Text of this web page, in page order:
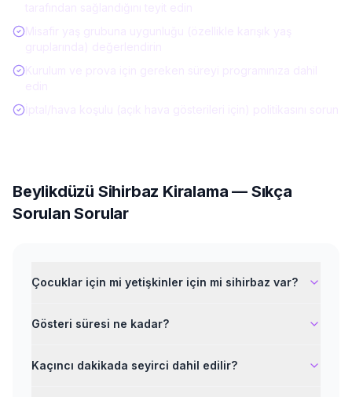
Beylikdüzü Sihirbaz Kiralama — Sıkça
Sorulan Sorular
Çocuklar için mi yetişkinler için mi sihirbaz var?
Gösteri süresi ne kadar?
Kaçıncı dakikada seyirci dahil edilir?